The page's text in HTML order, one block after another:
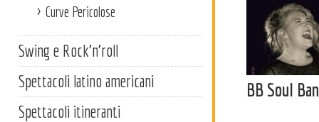
Curve Pericolose
Swing e Rock'n'roll
Spettacoli latino americani
Spettacoli itineranti
BB Soul